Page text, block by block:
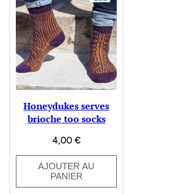
Honeydukes serves
brioche too socks
4,00 €
AJOUTER AU
PANIER